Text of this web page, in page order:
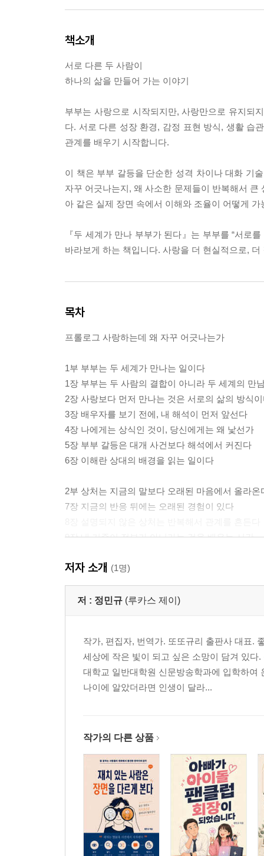
책소개
서로 다른 두 사람이
하나의 삶을 만들어 가는 이야기
부부는 사랑으로 시작되지만, 사랑만으로 유지되
다. 서로 다른 성장 환경, 감정 표현 방식, 생활 습
관계를 배우기 시작합니다.
이 책은 부부 갈등을 단순한 성격 차이나 대화 기
자꾸 어긋나는지, 왜 사소한 문제들이 반복해서
아 같은 실제 장면 속에서 이해와 조율이 어떻게
『두 세계가 만나 부부가 된다』는 부부를 “서로
바라보게 하는 책입니다. 사랑을 더 현실적으로,
목차
프롤로그 사랑하는데 왜 자꾸 어긋나는가
1부 부부는 두 세계가 만나는 일이다
1장 부부는 두 사람의 결합이 아니라 두 세계의 만
2장 사랑보다 먼저 만나는 것은 서로의 삶의 방식
3장 배우자를 보기 전에, 내 해석이 먼저 앞선다
4장 나에게는 상식인 것이, 당신에게는 왜 낯선가
5장 부부 갈등은 대개 사건보다 해석에서 커진다
6장 이해란 상대의 배경을 읽는 일이다
2부 상처는 지금의 말보다 오래된 마음에서 올라온
7장 지금의 반응 뒤에는 오래된 경험이 있다
9장 내 기준이 전부가 아니라는 것을 배우는 시간
11장 말투 하나에도 각자의 세계가 드러난다
12장 부부는 싸움의 이유보다 싸우는 방식이 더 중
14장 집안일의 갈등은 수고가 보이지 않을 때 커진
15장 시간에 대한 감각이 다르면 사랑도 엇갈린다
16장 나는 쉬고 싶은데 당신은 서운해지는 이유
17장 결혼은 두 사람만의 일이 아니기에 더 어렵다
4부 부부의 대화는 이기는 일이 아니라 다시 연결
19장 사랑은 감정이 아니라 조율 능력 위에서 자란
20장 잘 맞는 부부보다 잘 맞춰 가는 부부가 오래간
21장 감정이 앞설수록 대화에는 기술이 필요하다
22장 이기려는 말은 관계를 지키지 못한다
23장 싸움보다 더 중요한 것은 다시 연결되는 방식
24장 우리만의 규칙이 있을 때 관계는 덜 흔들린다
저자 소개 (1명)
저 : 정민규 (루카스 제이)
작가, 편집자, 번역가. 또또규리 출판사 대표.
세상에 작은 빛이 되고 싶은 소망이 담겨 있
대학교 일반대학원 신문방송학과에 입학하여
나이에 알았더라면 인생이 달라...
작가의 다른 상품